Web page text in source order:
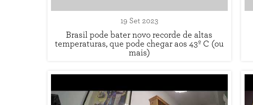
19 Set 2023
Brasil pode bater novo recorde de altas
temperaturas, que pode chegar aos 43º C (ou
mais)